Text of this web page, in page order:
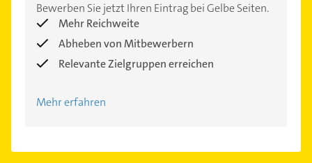
Bewerben Sie jetzt Ihren Eintrag bei Gelbe Seiten.
Mehr Reichweite
Abheben von Mitbewerbern
Relevante Zielgruppen erreichen
Mehr erfahren